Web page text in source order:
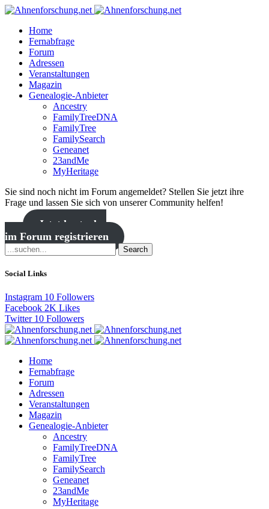
Home
Fernabfrage
Forum
Adressen
Veranstaltungen
Magazin
Genealogie-Anbieter
Ancestry
FamilyTreeDNA
FamilyTree
FamilySearch
Geneanet
23andMe
MyHeritage
Sie sind noch nicht im Forum angemeldet? Stellen Sie jetzt ihre
Frage und lassen Sie sich von unserer Community helfen!
Jetzt kostenlos
im Forum registrieren
Search
Social Links
Instagram 10 Followers
Facebook 2K Likes
Twitter 10 Followers
Home
Fernabfrage
Forum
Adressen
Veranstaltungen
Magazin
Genealogie-Anbieter
Ancestry
FamilyTreeDNA
FamilyTree
FamilySearch
Geneanet
23andMe
MyHeritage